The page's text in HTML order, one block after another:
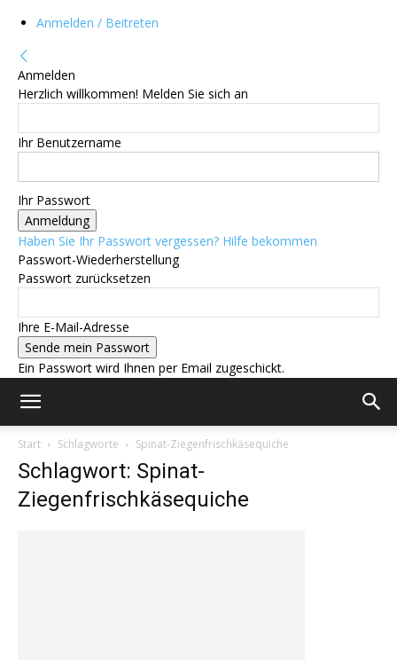
Anmelden / Beitreten
Anmelden
Herzlich willkommen! Melden Sie sich an
Ihr Benutzername
Ihr Passwort
Haben Sie Ihr Passwort vergessen? Hilfe bekommen
Passwort-Wiederherstellung
Passwort zurücksetzen
Ihre E-Mail-Adresse
Ein Passwort wird Ihnen per Email zugeschickt.
Start Schlagworte Spinat-Ziegenfrischkäsequiche
Schlagwort: Spinat-
Ziegenfrischkäsequiche